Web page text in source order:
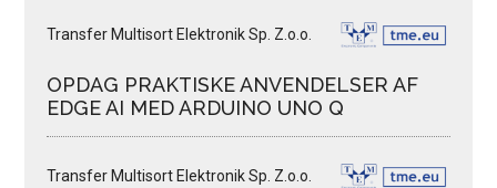
Transfer Multisort Elektronik Sp. Z.o.o.
OPDAG PRAKTISKE ANVENDELSER AF
EDGE AI MED ARDUINO UNO Q
Transfer Multisort Elektronik Sp. Z.o.o.